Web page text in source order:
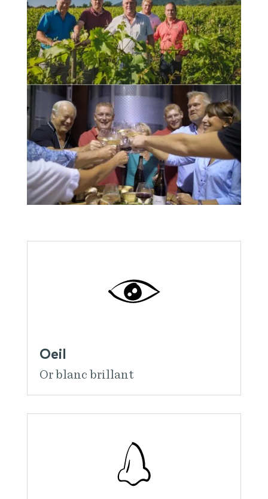
Oeil
Or blanc brillant